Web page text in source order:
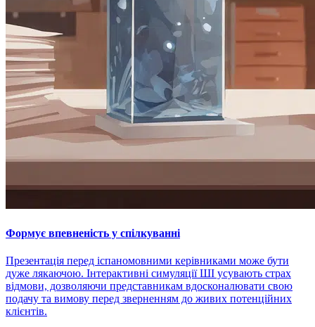
Формує впевненість у спілкуванні
Презентація перед іспаномовними керівниками може бути
дуже лякаючою. Інтерактивні симуляції ШІ усувають страх
відмови, дозволяючи представникам вдосконалювати свою
подачу та вимову перед зверненням до живих потенційних
клієнтів.